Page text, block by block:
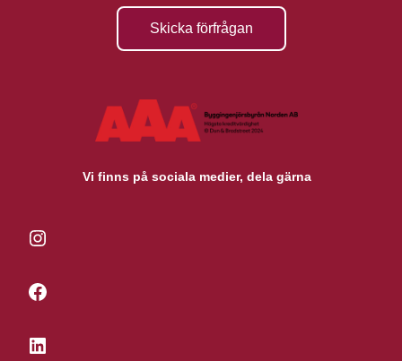
Skicka förfrågan
Vi finns på sociala medier, dela gärna
Instagram
Facebook
LinkedIn